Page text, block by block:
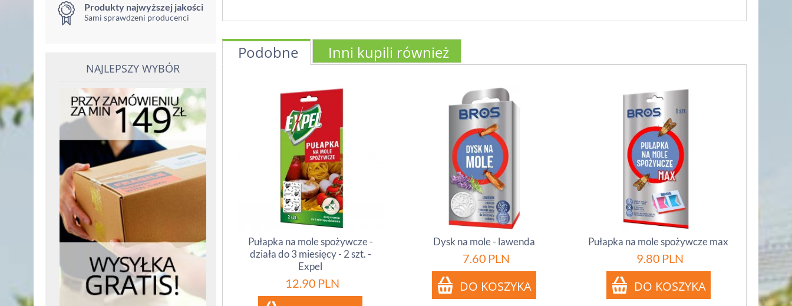
Produkty najwyższej jakości
Sami sprawdzeni producenci
NAJLEPSZY WYBÓR
Podobne Inni kupili również
Pułapka na mole spożywcze -
działa do 3 miesięcy - 2 szt. -
Expel
12.90 PLN
Dysk na mole - lawenda
7.60 PLN
Pułapka na mole spożywcze max
9.80 PLN